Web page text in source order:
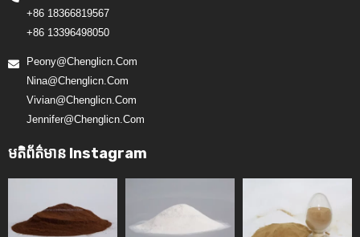
+86 18366819567
+86 13396498050
Peony@chenglicn.com
Nina@chenglicn.com
Vivian@chenglicn.com
Jennifer@chenglicn.com
មតិព័ត៌មាន Instagram